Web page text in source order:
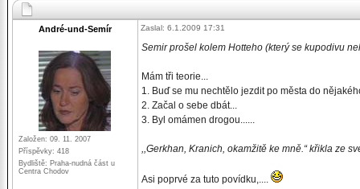
André-und-Semír
Založen: 09. 11. 2007
Příspěvky: 418
Bydliště: Praha-nudná část u
Centra Chodov
Zaslal: 6.1.2009 17:31
Semir prošel kolem Hotteho (který se kupodivu
Mám tři teorie...
1. Buď se mu nechtělo jezdit po města do
2. Začal o sebe dbát...
3. Byl omámen drogou......
,,Gerkhan, Kranich, okamžitě ke mně.“ křikla ze
Asi poprvé za tuto povídku,....